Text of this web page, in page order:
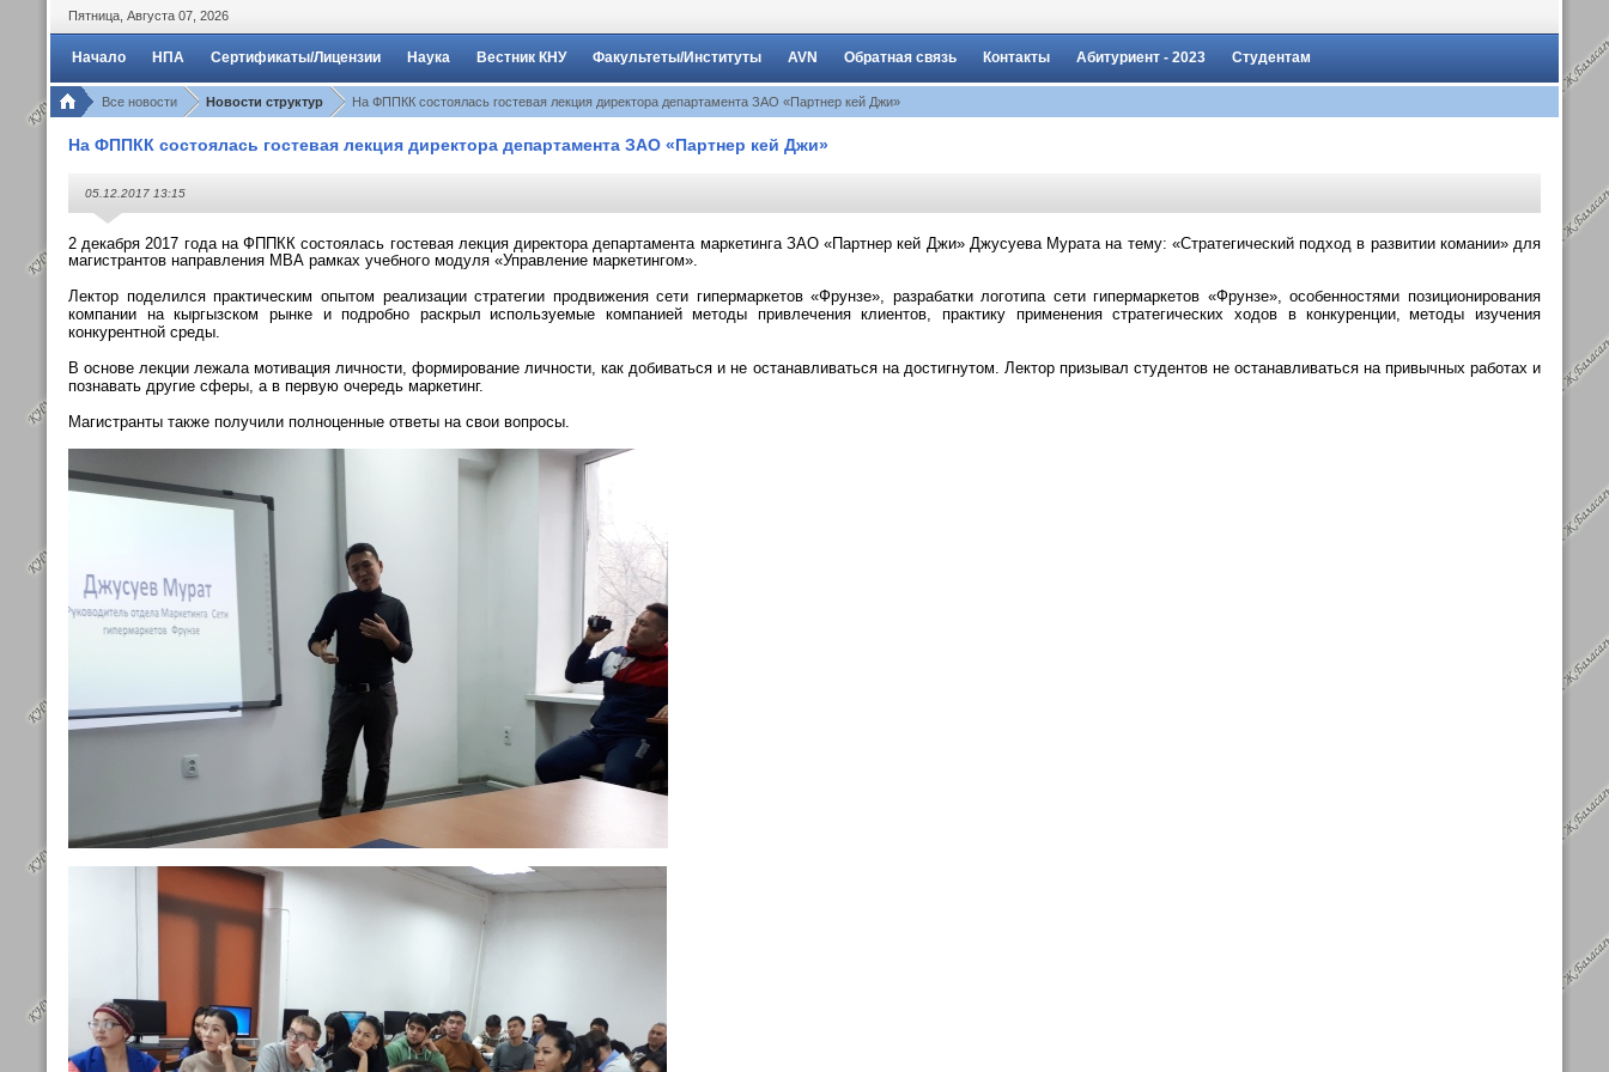
Пятница Августа 07 2026
Начало НПА Сертификаты/Лицензии Наука Вестник КНУ Факультеты/Институты AVN Обратная связь Контакты Абитуриент - 2023 Студентам
Все новости Новости структур На ФППКК состоялась гостевая лекция директора департамента ЗАО «Партнер кей Джи»
На ФППКК состоялась гостевая лекция директора департамента ЗАО «Партнер кей Джи»
05.12.2017 13:15
2 декабря 2017 года на ФППКК состоялась гостевая лекция директора департамента маркетинга ЗАО «Партнер кей Джи» Джусуева Мурата на тему: «Стратегический подход в развитии комании» для
магистрантов направления МВА рамках учебного модуля «Управление маркетингом».
Лектор поделился практическим опытом реализации стратегии продвижения сети гипермаркетов «Фрунзе», разрабатки логотипа сети гипермаркетов «Фрунзе», особенностями позиционирования
компании на кыргызском рынке иподробно раскрыл используемые компанией методы привлечения клиентов, практику применения стратегических ходов в конкуренции, _методы изучения
конкурентной среды.
В основе лекции лежала мотивация личности, формирование личности, как добиваться и не останавливаться на достигнутом. Лектор призывал студентов не останавливаться на привычных работах и
познавать другие сферы, а в первую очередь маркетинг.
Магистранты также получили полноценные ответы на свои вопросы.